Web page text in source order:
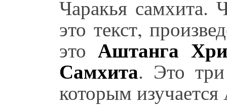
Чаракья самхита.
это текст,
этоАштанга
Самхита. Это
которым